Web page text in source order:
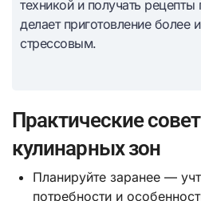
техникой и получать
делает приготовление более
стрессовым.
Практические
кулинарных зон
Планируйте заранее —
потребности и